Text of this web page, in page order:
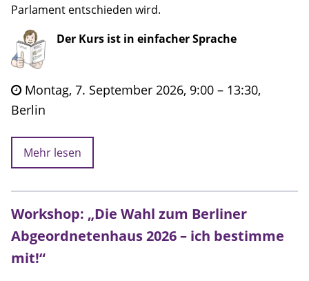
Parlament entschieden wird.
Der Kurs ist in einfacher Sprache
Montag, 7. September 2026, 9:00 – 13:30,
Berlin
Mehr lesen
Workshop: „Die Wahl zum Berliner
Abgeordnetenhaus 2026 – ich bestimme
mit!“